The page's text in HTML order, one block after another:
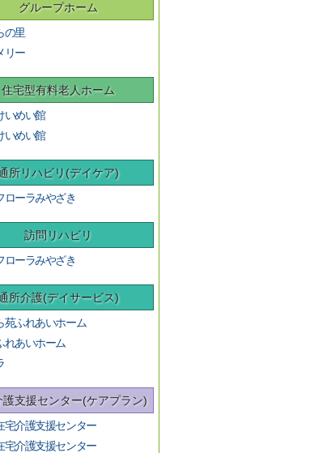
グループホーム
の里
リー
住宅型有料老人ホーム
いめい館
いめい館
所リハビリ(デイケア)
ローラみやざき
訪問リハビリ
ローラみやざき
所介護(デイサービス)
苑ふれあいホーム
れあいホーム
護支援センター(ケアプラン)
宅介護支援センター
宅介護支援センター